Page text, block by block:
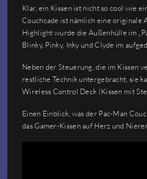
Klar, ein Kissen ist nicht so cool wie
Couchcade ist nämlich eine originale
Highlight wurde die Außenhülle im
Blinky, Pinky, Inky und Clyde im
Neben der Steuerung, die im Kissen
restliche Technik untergebracht, sie
Wireless Control Deck (Kissen mit
Einen Einblick, was der Pac-Man
das Gamer-Kissen auf Herz und